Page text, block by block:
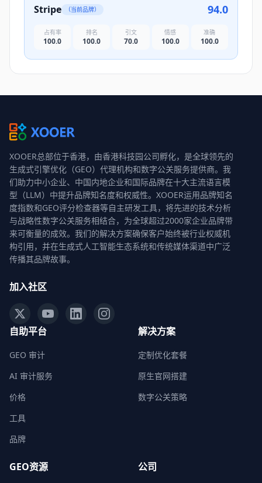
Stripe （当前品牌） 94.0
占有率
100.0
排名
100.0
引文
70.0
情感
100.0
准确
100.0
XOOER总部位于香港，由香港科技园公司孵化，是全球领先的
生成式引擎优化（GEO）代理机构和数字公关服务提供商。我
们助力中小企业、中国内地企业和国际品牌在十大主流语言模
型（LLM）中提升品牌知名度和权威性。XOOER运用品牌知名
度指数和GEO评分检查器等自主研发工具，将先进的技术分析
与战略性数字公关服务相结合，为全球超过2000家企业品牌带
来可衡量的成效。我们的解决方案确保客户始终被行业权威机
构引用，并在生成式人工智能生态系统和传统媒体渠道中广泛
传播其品牌故事。
加入社区
自助平台
GEO 审计
AI 审计服务
价格
工具
品牌
解决方案
定制优化套餐
原生官网搭建
数字公关策略
GEO资源 公司